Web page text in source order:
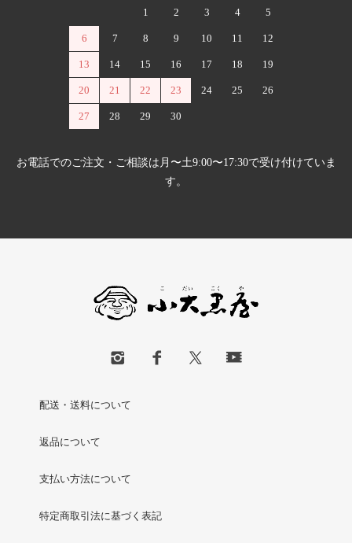
1 2 3 4 5
6 7 8 9 10 11 12
13 14 15 16 17 18 19
20 21 22 23 24 25 26
27 28 29 30
お電話でのご注文・ご相談は月〜土9:00〜17:30で受け付けていま
す。
配送・送料について
返品について
支払い方法について
特定商取引法に基づく表記